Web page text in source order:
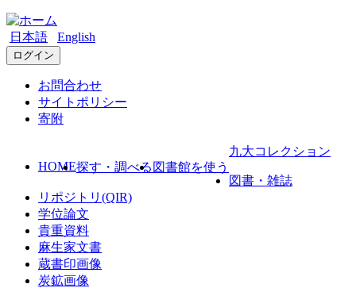
日本語 English
ログイン
お問合わせ
サイトポリシー
寄附
HOME探す・調べる 図書館を使う
九大コレクション
図書・雑誌
リポジトリ(QIR)
学位論文
貴重資料
麻生家文書
蔵書印画像
炭鉱画像